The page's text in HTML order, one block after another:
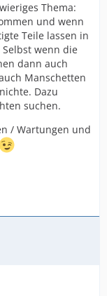
Thema:
und wenn
Teile lassen in
wenn die
dann auch
Manschetten
Dazu
suchen.
/ Wartungen und